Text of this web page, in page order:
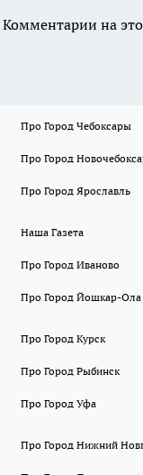
Комментарии на
Про Город Чебоксары
Про Город
Про Город Ярославль
Наша Газета
Про Город Иваново
Про Город Йошкар-Ола
Про Город Курск
Про Город Рыбинск
Про Город Уфа
Про Город Нижний